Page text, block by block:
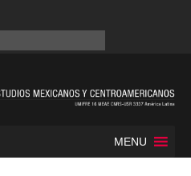
MENU